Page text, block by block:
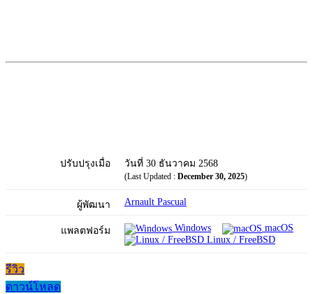
ปรับปรุงเมื่อ วันที่ 30 ธันวาคม 2568
(Last Updated : December 30, 2025)
ผู้พัฒนา Arnault Pascual
แพลตฟอร์ม Windows
macOS
Linux / FreeBSD
รีวิว
ดาวน์โหลด